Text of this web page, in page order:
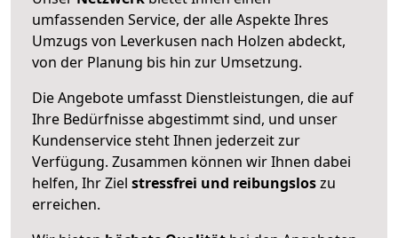
umfassenden Service, der alle Aspekte Ihres
Umzugs von Leverkusen nach Holzen abdeckt,
von der Planung bis hin zur Umsetzung.
Die Angebote umfasst Dienstleistungen, die auf
Ihre Bedürfnisse abgestimmt sind, und unser
Kundenservice steht Ihnen jederzeit zur
Verfügung. Zusammen können wir Ihnen dabei
helfen, Ihr Ziel stressfrei und reibungsloszu
erreichen.